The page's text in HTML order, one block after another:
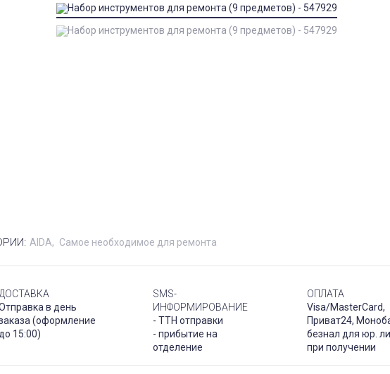
AIDA Самое необходимое для ремонта
ДОСТАВКА
в день
(оформление
до 15:00)
SMS-
ИНФОРМИРОВАНИЕ
- ТТН отправки
- прибытие на
отделение
ОПЛАТА
Visa/MasterCard,
Приват24,
безнал для юр.
при получении